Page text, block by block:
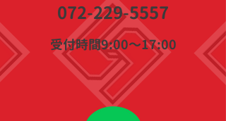
072-229-5557
​受付時間9:00〜17:00